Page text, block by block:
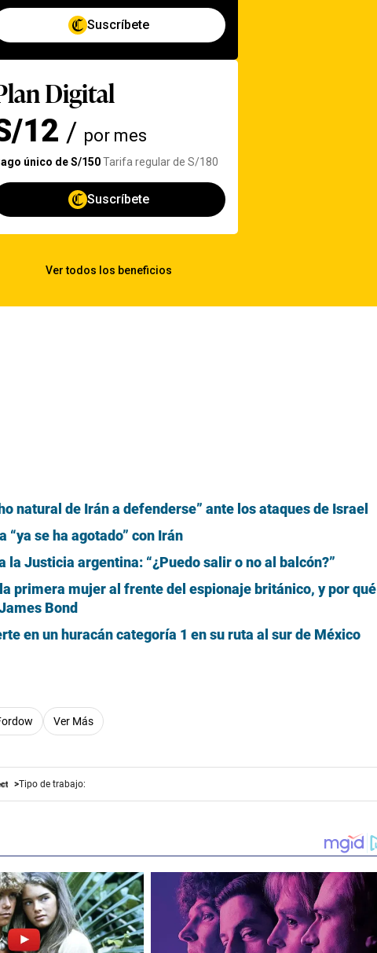
natural de Irán a defenderse” ante los ataques de Israel
“ya se ha agotado” con Irán
Justicia argentina: “¿Puedo salir o no al balcón?”
primera mujer al frente del espionaje británico, y por qué
Bond
en un huracán categoría 1 en su ruta al sur de México
Ver Más
Tipo de trabajo: